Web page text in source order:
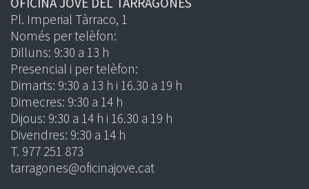
Pl. Imperial Tàrraco, 1
Només per telèfon:
Dilluns: 9:30 a 13 h
Presencial i per telèfon:
Dimarts: 9:30 a 13 h i 16.30 a 19 h
Dimecres: 9:30 a 14 h
Dijous: 9:30 a 14 h i 16.30 a 19 h
Divendres: 9:30 a 14 h
T. 977 251 873
tarragones@oficinajove.cat